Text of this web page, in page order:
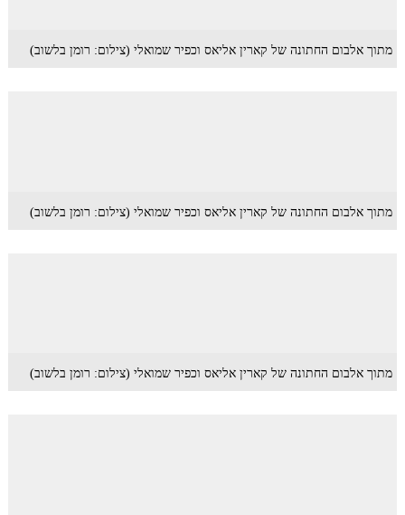
מתוך אלבום החתונה של קארין אליאס וכפיר שמואלי (צילום: רומן בלשוב)
מתוך אלבום החתונה של קארין אליאס וכפיר שמואלי (צילום: רומן בלשוב)
מתוך אלבום החתונה של קארין אליאס וכפיר שמואלי (צילום: רומן בלשוב)